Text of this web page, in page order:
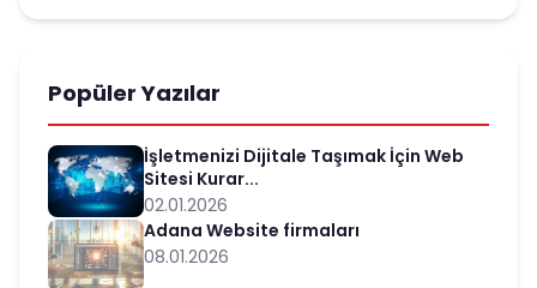
Popüler Yazılar
İşletmenizi Dijitale Taşımak İçin Web
Sitesi Kurar...
02.01.2026
Adana Website firmaları
08.01.2026